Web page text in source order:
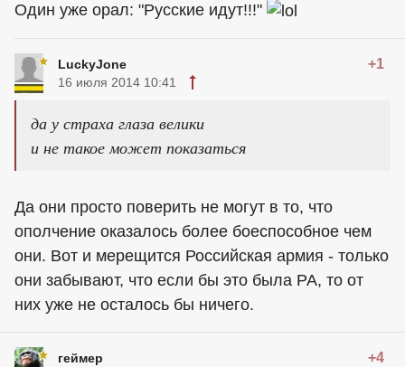
Один уже орал: "Русские идут!!!"
LuckyJone +1
16 июля 2014 10:41
да у страха глаза велики
и не такое может показаться
Да они просто поверить не могут в то, что
ополчение оказалось более боеспособное чем
они. Вот и мерещится Российская армия - только
они забывают, что если бы это была РА, то от
них уже не осталось бы ничего.
геймер +4